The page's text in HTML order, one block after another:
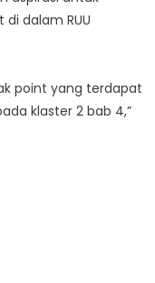
dalam RUU
point yang terdapat
klaster 2 bab 4,”